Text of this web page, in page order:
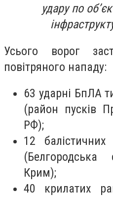
удару по
Усього ворог
повітряного нападу:
63 ударні БпЛА
(район пусків
РФ);
12
Крим);
40 крилатих